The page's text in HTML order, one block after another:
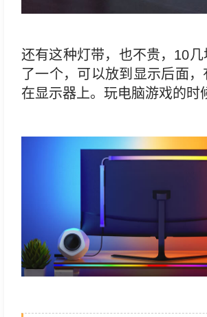
还有这种灯带，也不贵，10
了一个，可以放到显示后面
在显示器上。玩电脑游戏的时